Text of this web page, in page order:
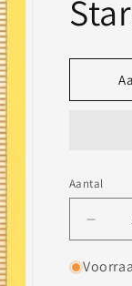
Aantal
voor